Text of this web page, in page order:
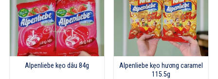
Alpenliebe kẹo dâu 84g
Alpenliebe kẹo hương caramel
115.5g